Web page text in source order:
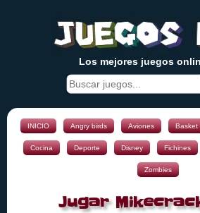
Los mejores juegos
INICIO Angry birds Aviones Basket
Cocina Deporte Disney Fichines
Zombies
Jugar